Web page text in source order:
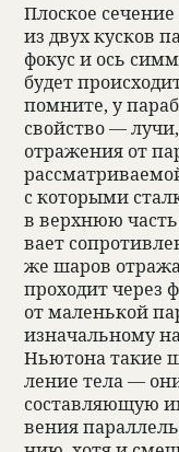
Плос­кое
из двух кус­ков
фокус и ось
будет
пом­ните, у
свойство —
отраже­ния от
с кото­рыми
в верх­нюю
вает
же шаров
про­хо­дит через
от маленькой
изна­чаль­ному
Нью­тона такие
ле­ние тела —
состав­ляющую
ве­ния